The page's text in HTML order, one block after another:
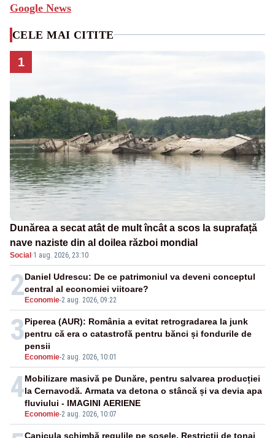
Google News
CELE MAI CITITE
1
Dunărea a secat atât de mult încât a scos la suprafață
nave naziste din al doilea război mondial
Social ·1 aug. 2026, 23:10
2 Economie-2 aug. 2026, 09:22
Daniel Udrescu: De ce patrimoniul va deveni conceptul
central al economiei viitoare?
3
Economie-2 aug. 2026, 10:01
Piperea (AUR): România a evitat retrogradarea la junk
pentru că era o catastrofă pentru bănci și fondurile de
pensii
4
Economie-2 aug. 2026, 10:07
Mobilizare masivă pe Dunăre, pentru salvarea producției
la Cernavodă. Armata va detona o stâncă și va devia apa
fluviului - IMAGINI AERIENE
Canicula schimbă regulile pe șosele. Restricții de tonaj